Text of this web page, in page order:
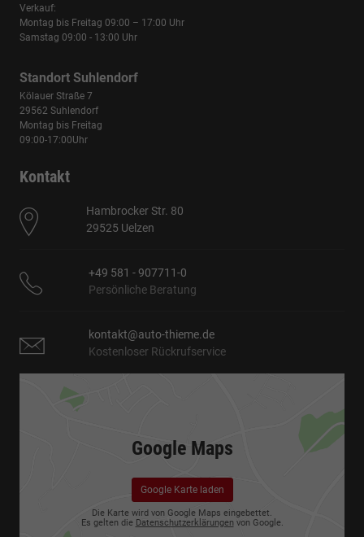
Verkauf:
Montag bis Freitag 09:00 – 17:00 Uhr
Samstag 09:00 - 13:00 Uhr
Standort Suhlendorf
Kölauer Straße 7
29562 Suhlendorf
Montag bis Freitag
09:00-17:00Uhr
Kontakt
Hambrocker Str. 80
29525 Uelzen
+49 581 - 907711-0
Persönliche Beratung
kontakt@auto-thieme.de
Kostenloser Rückrufservice
Google Maps
Google Karte laden
Die Karte wird von Google Maps eingebettet.
Es gelten die Datenschutzerklärungen von Google.